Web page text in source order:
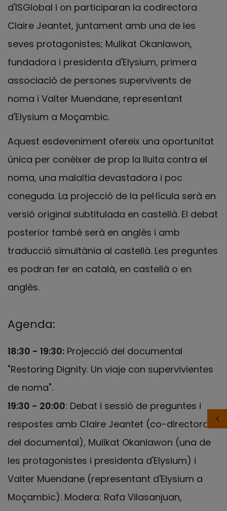
d'ISGlobal i on participaran la codirectora
Claire Jeantet, juntament amb una de les
seves protagonistes; Mulikat Okanlawon,
fundadora i presidenta d'Elysium, primera
associació de persones supervivents de
noma i Valter Muendane, representant
d'Elysium a Moçambic.
Aquest esdeveniment ofereix una oportunitat
única per conèixer de prop la lluita contra el
noma, una malaltia devastadora i poc
coneguda. La projecció de la pel·lícula serà en
versió original subtitulada en castellà. El debat
posterior també serà en anglès i amb
traducció simultània al castellà. Les preguntes
es podran fer en català, en castellà o en
anglès.
Agenda:
18:30 - 19:30: Projecció del documental
"Restoring Dignity. Un viaje con supervivientes
de noma".
19:30 - 20:00: Debat i sessió de preguntes i
respostes amb Claire Jeantet (co-directora
del documental), Mulikat Okanlawon (una de
les protagonistes i presidenta d'Elysium) i
Valter Muendane (representant d'Elysium a
Moçambic). Modera: Rafa Vilasanjuan,